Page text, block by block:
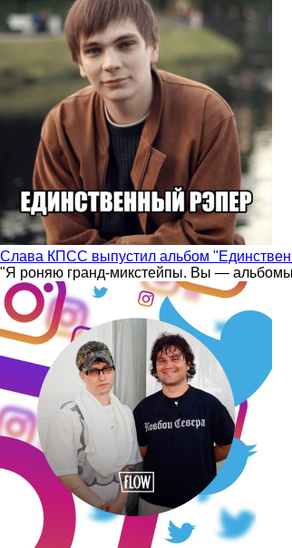
Слава КПСС выпустил альбом
"Я роняю гранд-микстейпы. Вы —